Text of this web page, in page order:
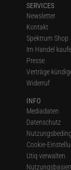
SERVICES
Newsletter
Kontakt
Spektrum Shop
Im Handel
Presse
Verträge
Widerruf
INFO
Mediadaten
Datenschutz
Cookie-
Utiq verwalten